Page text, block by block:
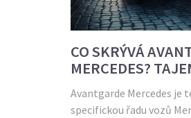
CO SKRÝVÁ
MERCEDES?
Avantgarde Mercedes je
specifickou řadu vozů